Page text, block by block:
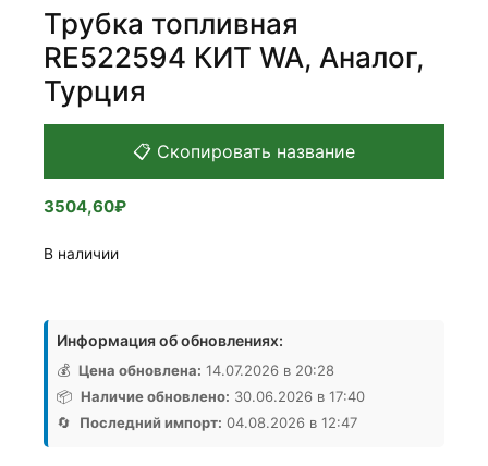
Трубка топливная
RE522594 КИТ WA, Аналог,
Турция
📋 Скопировать название
3504,60₽
В наличии
товара
Трубка
топливная
RE522594
КИТ
WA,
Информация об обновлениях:
💰 Цена обновлена: 14.07.2026 в 20:28
📦 Наличие обновлено: 30.06.2026 в 17:40
🔄
Последний импорт: 04.08.2026 в 12:47